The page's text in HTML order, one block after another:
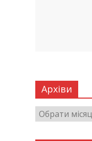
Архіви